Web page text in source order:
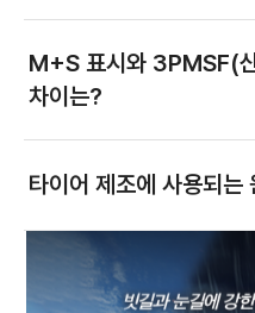
M+S 표시와 3PMSF(
차이는?
타이어 제조에 사용되는
썸머 타이어 vs 윈터 타